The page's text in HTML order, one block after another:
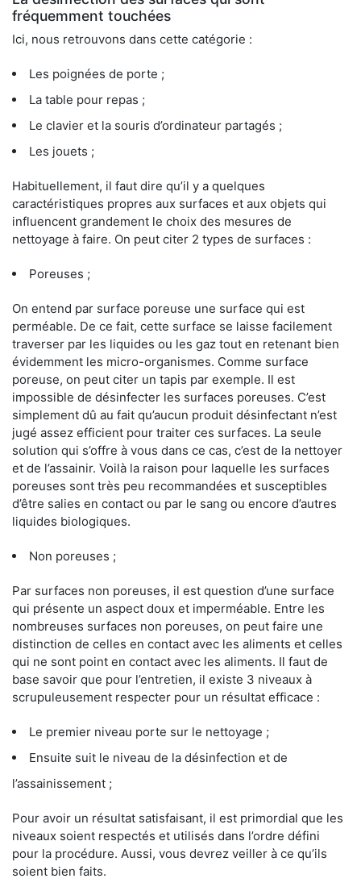
fréquemment touchées
Ici, nous retrouvons dans cette catégorie :
Les poignées de porte ;
La table pour repas ;
Le clavier et la souris d’ordinateur partagés ;
Les jouets ;
Habituellement, il faut dire qu’il y a quelques
caractéristiques propres aux surfaces et aux objets qui
influencent grandement le choix des mesures de
nettoyage à faire. On peut citer 2 types de surfaces :
Poreuses ;
On entend par surface poreuse une surface qui est
perméable. De ce fait, cette surface se laisse facilement
traverser par les liquides ou les gaz tout en retenant bien
évidemment les micro-organismes. Comme surface
poreuse, on peut citer un tapis par exemple. Il est
impossible de désinfecter les surfaces poreuses. C’est
simplement dû au fait qu’aucun produit désinfectant n’est
jugé assez efficient pour traiter ces surfaces. La seule
solution qui s’offre à vous dans ce cas, c’est de la nettoyer
et de l’assainir. Voilà la raison pour laquelle les surfaces
poreuses sont très peu recommandées et susceptibles
d’être salies en contact ou par le sang ou encore d’autres
liquides biologiques.
Non poreuses ;
Par surfaces non poreuses, il est question d’une surface
qui présente un aspect doux et imperméable. Entre les
nombreuses surfaces non poreuses, on peut faire une
distinction de celles en contact avec les aliments et celles
qui ne sont point en contact avec les aliments. Il faut de
base savoir que pour l’entretien, il existe 3 niveaux à
scrupuleusement respecter pour un résultat efficace :
Le premier niveau porte sur le nettoyage ;
Ensuite suit le niveau de la désinfection et de
l’assainissement ;
Pour avoir un résultat satisfaisant, il est primordial que les
niveaux soient respectés et utilisés dans l’ordre défini
pour la procédure. Aussi, vous devrez veiller à ce qu’ils
soient bien faits.